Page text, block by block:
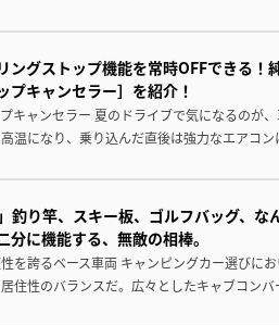
ングストップ機能を常時OFFできる！
プキャンセラー］を紹介！
キャンセラー 夏のドライブで気になるのが
温になり、乗り込んだ直後は強力なエアコ
り竿、スキー板、ゴルフバッグ、な
に機能する、無敵の相棒。
を誇るベース車両 キャンピングカー選びに
住性のバランスだ。広々としたキャブコン